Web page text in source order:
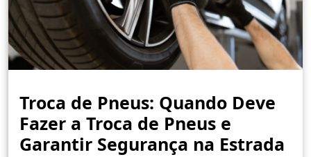
Troca de Pneus: Quando Deve
Fazer a Troca de Pneus e
Garantir Segurança na Estrada